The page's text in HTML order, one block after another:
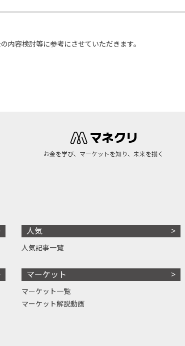
内容検討等に参考にさせていただきます。
お金を学び、マーケットを知り、未来を描く
人気
人気記事一覧
マーケット
マーケット一覧
マーケット解説動画